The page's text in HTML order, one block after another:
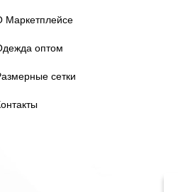
Маркетплейсе
оптом
сетки